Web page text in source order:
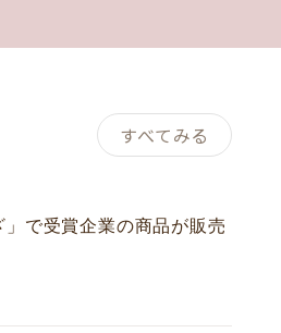
すべてみる
」で受賞企業の商品が販売